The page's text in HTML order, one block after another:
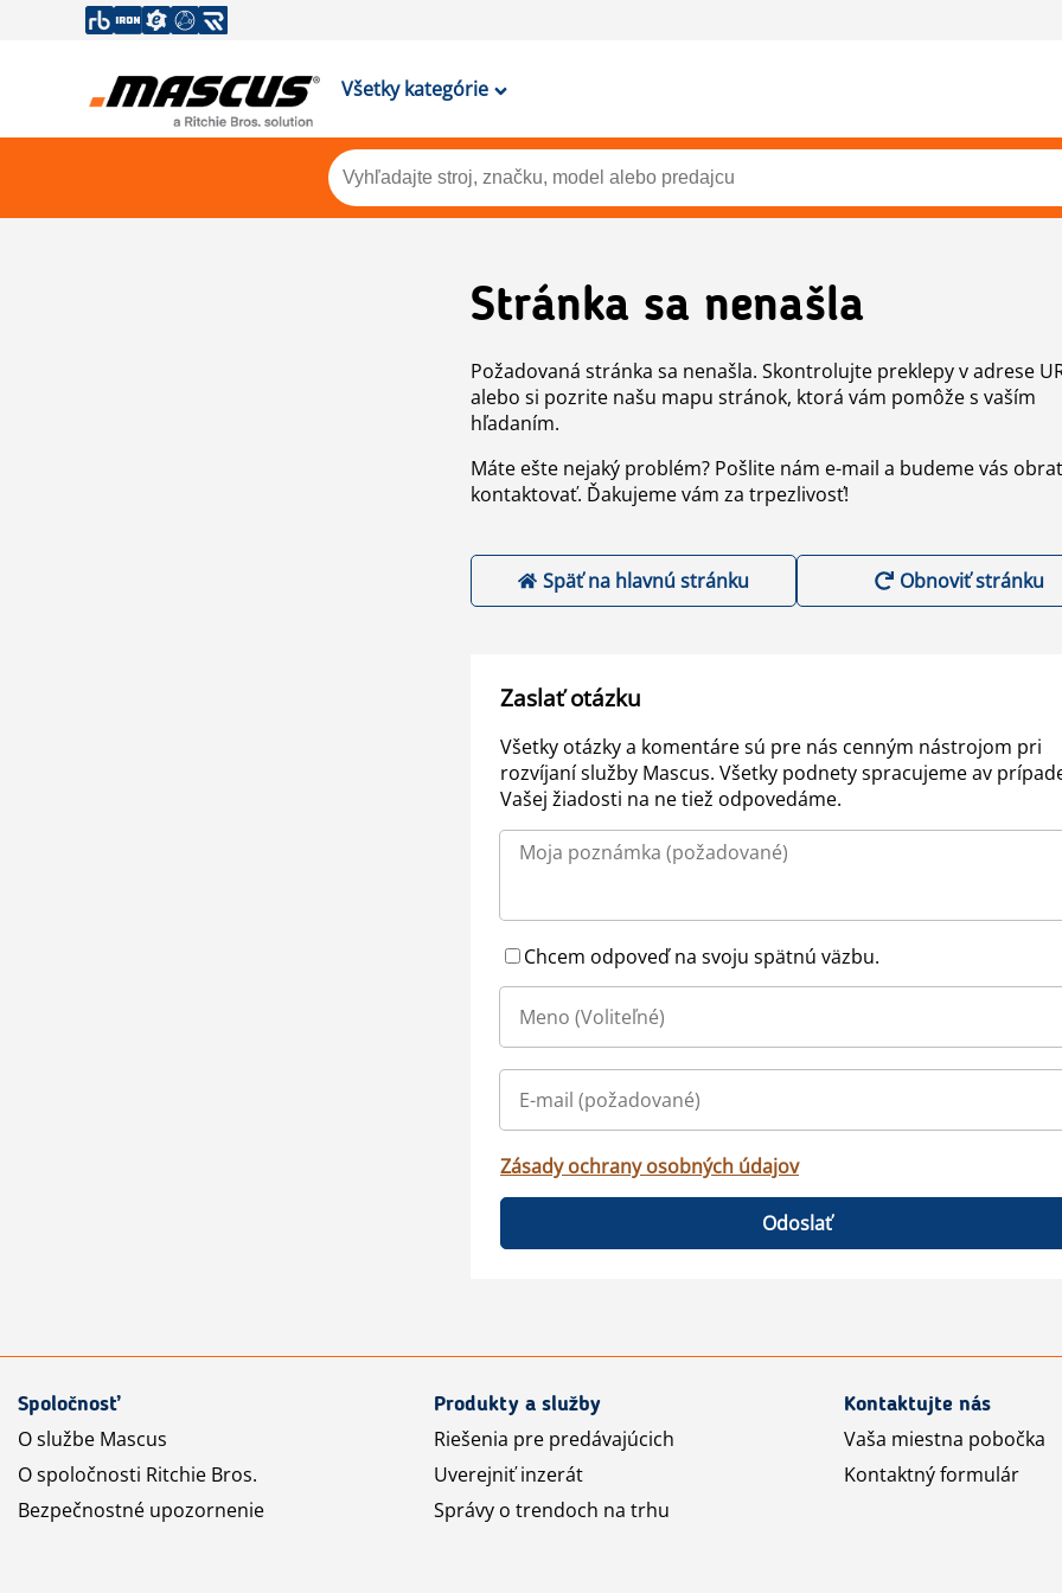
Všetky kategórie
Stránka sa nenašla
Požadovaná stránka sa nenašla. Skontrolujte preklepy v adrese
alebo si pozrite našu mapu stránok, ktorá vám pomôže s vaším
hľadaním.
Máte ešte nejaký problém? Pošlite nám e-mail a budeme vás
kontaktovať. Ďakujeme vám za trpezlivosť!
Späť na hlavnú stránku Obnoviť stránku
Zaslať otázku
Všetky otázky a komentáre sú pre nás cenným nástrojom pri
rozvíjaní služby Mascus. Všetky podnety spracujeme av
Vašej žiadosti na ne tiež odpovedáme.
Chcem odpoveď na svoju spätnú väzbu.
Zásady ochrany osobných údajov
Odoslať
Spoločnosť
O službe Mascus
O spoločnosti Ritchie Bros.
Bezpečnostné upozornenie
Produkty a služby
Riešenia pre predávajúcich
Uverejniť inzerát
Správy o trendoch na trhu
Kontaktujte nás
Vaša miestna pobočka
Kontaktný formulár